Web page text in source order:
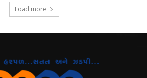
Load more